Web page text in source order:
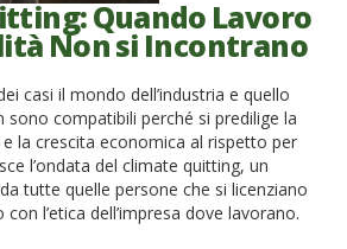
Quando Lavoro
Non si Incontrano
casi il mondo dell’industria e quello
sono compatibili perché si predilige la
la crescita economica al rispetto per
l’ondata del climate quitting, un
tutte quelle persone che si licenziano
con l’etica dell’impresa dove lavorano.